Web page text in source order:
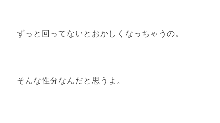
ずっと回ってないとおかしくなっちゃうの。
そんな性分なんだと思うよ。